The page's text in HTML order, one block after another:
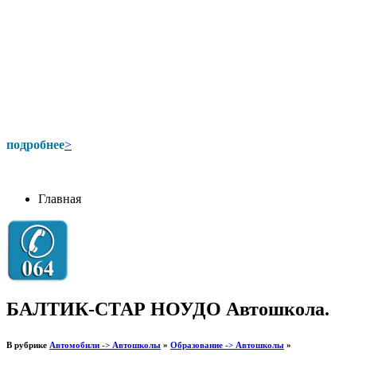
подробнее>
Главная
БАЛТИК-СТАР НОУДО Автошкола.
В рубрике Автомобили -> Автошколы » Образование -> Автошколы »